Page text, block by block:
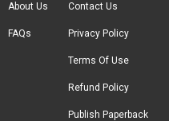
About Us
FAQs
Contact Us
Privacy Policy
Terms Of Use
Refund Policy
Publish Paperback